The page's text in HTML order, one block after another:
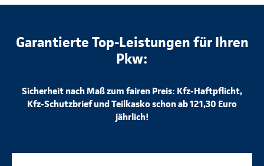
Garantierte Top-Leistungen für Ihren
Pkw:
Sicherheit nach Maß zum fairen Preis: Kfz-Haftpflicht,
Kfz-Schutzbrief und Teilkasko schon ab 121,30 Euro
jährlich!